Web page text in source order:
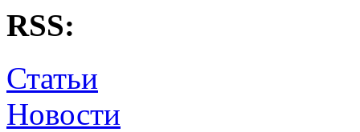
RSS:
Статьи
Новости